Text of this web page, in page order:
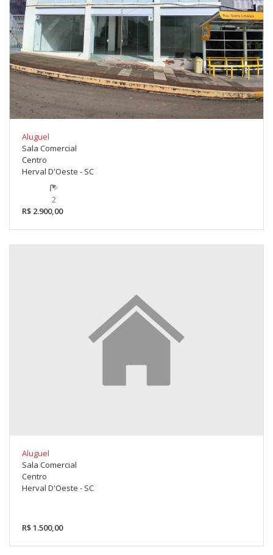
Aluguel
Sala Comercial
Centro
Herval D'Oeste - SC
2
R$ 2.900,00
Aluguel
Sala Comercial
Centro
Herval D'Oeste - SC
R$ 1.500,00